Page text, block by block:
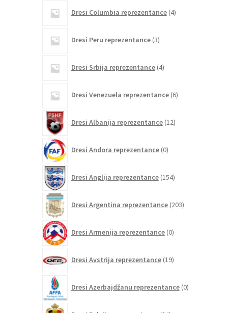
Dresi Columbia reprezentance 4izdelki
Dresi Peru reprezentance 3izdelki
Dresi Srbija reprezentance 4izdelki
Dresi Venezuela reprezentance 6izdelkov
Dresi Albanija reprezentance 12izdelkov
Dresi Andora reprezentance 0izdelkov
Dresi Anglija reprezentance 154izdelkov
Dresi Argentina reprezentance 203izdelki
Dresi Armenija reprezentance 0izdelkov
Dresi Avstrija reprezentance 19izdelkov
Dresi Azerbajdžanu reprezentance 0izdelkov